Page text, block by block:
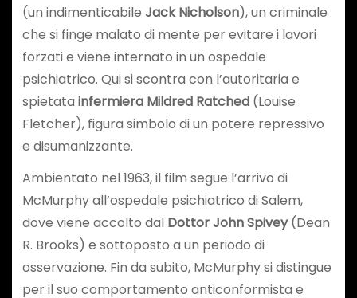
(un indimenticabile Jack Nicholson), un criminale
che si finge malato di mente per evitare i lavori
forzati e viene internato in un ospedale
psichiatrico. Qui si scontra con l’autoritaria e
spietata infermiera Mildred Ratched(Louise
Fletcher), figura simbolo di un potere repressivo
e disumanizzante.
Ambientato nel 1963, il film segue l’arrivo di
McMurphy all’ospedale psichiatrico di Salem,
dove viene accolto dal Dottor John Spivey(Dean
R. Brooks) e sottoposto a un periodo di
osservazione. Fin da subito, McMurphy si distingue
per il suo comportamento anticonformista e